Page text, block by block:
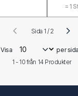
= 1
Visa
per sida
1 - 10 från 14 Produkter
Sida 1 / 2